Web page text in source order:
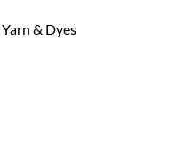
& Dyes